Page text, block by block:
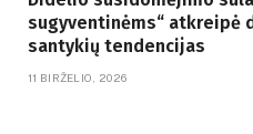
sugyventinėms“ atkreipė
santykių tendencijas
11 BIRŽELIO, 2026